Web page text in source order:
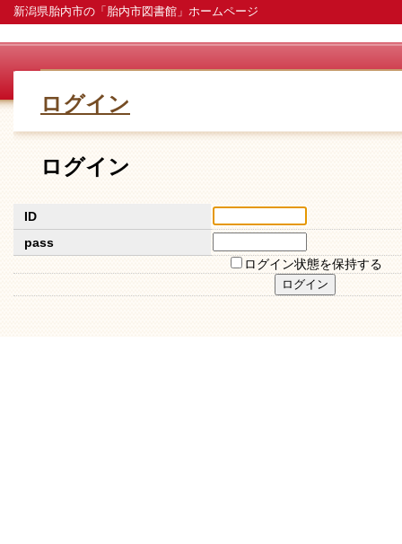
新潟県胎内市の「胎内市図書館」ホームページ
ログイン
ログイン
ID
pass
ログイン状態を保持する